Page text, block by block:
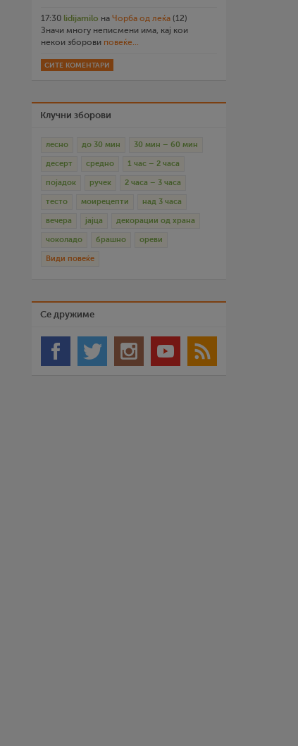
17:30 lidijamilo на Чорба од леќа (12)
Значи многу неписмени има, кај кои
некои зборови повеќе...
СИТЕ КОМЕНТАРИ
Клучни зборови
лесно до 30 мин 30 мин – 60 мин
десерт средно 1 час – 2 часа
појадок ручек 2 часа – 3 часа
тесто моирецепти над 3 часа
вечера јајца декорации од храна
чоколадо брашно ореви
Види повеќе
Се дружиме